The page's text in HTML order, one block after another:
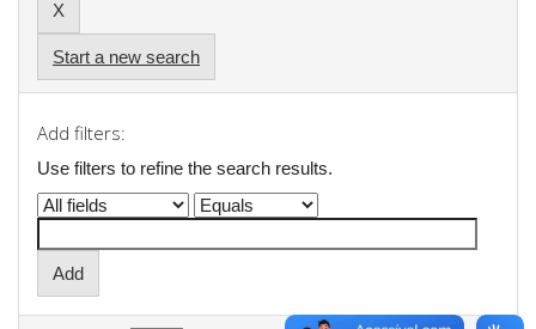
Start a new search
Add filters:
Use filters to refine the search results.